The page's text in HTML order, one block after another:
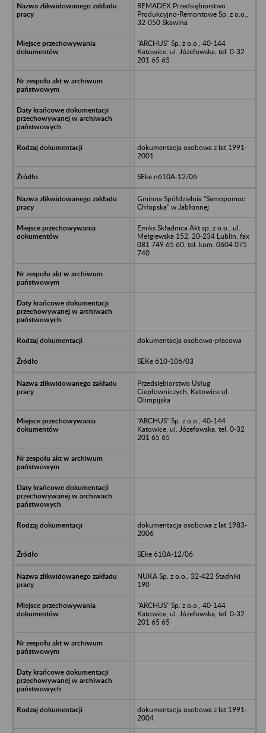
REMADEX Przedsiębiorstwo
Produkcyjno-Remontowe Sp. z o.o.,
32-050 Skawina
"ARCHUS" Sp. z o.o , 40-144
Katowice, ul. Józefowska, tel. 0-32
201 65 65
dokumentacja osobowa z lat 1991-
2001
SEke n610A-12/06
Gminna Spółdzielnia "Samopomoc
Chłopska" w Jabłonnej
Emiks Składnica Akt sp. z o.o., ul.
Mełgiewska 152, 20-234 Lublin, fax
081 749 65 60, tel. kom. 0604 075
740
dokumentacja osobowo-płacowa
SEKe 610-106/03
Przedsiębiorstwo Usług
Ciepłowniczych, Katowice ul.
Olimpijska
"ARCHUS" Sp. z o.o , 40-144
Katowice, ul. Józefowska, tel. 0-32
201 65 65
dokumentacja osobowa z lat 1983-
2006
SEke 610A-12/06
NUKA Sp. z o.o., 32-422 Stadniki
190
"ARCHUS" Sp. z o.o , 40-144
Katowice, ul. Józefowska, tel. 0-32
201 65 65
dokumentacja osobowa z lat 1991-
2004